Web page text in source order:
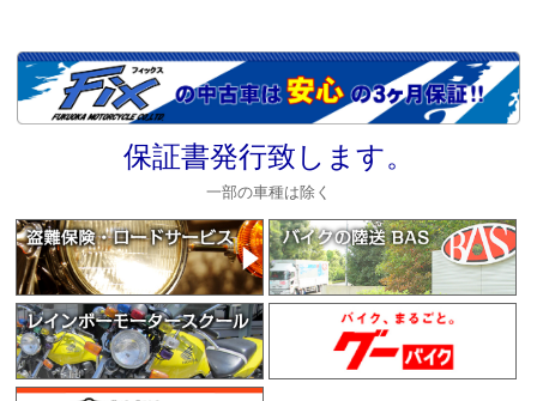
保証書発行致します。
一部の車種は除く